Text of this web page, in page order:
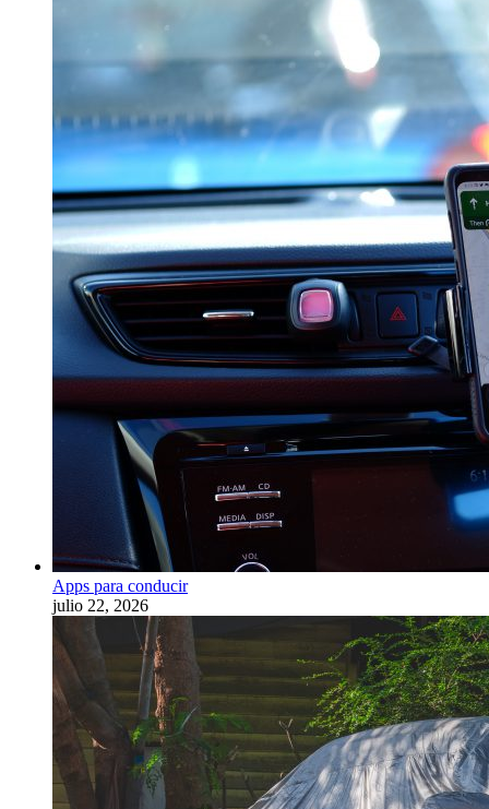
Apps para conducir
julio 22, 2026